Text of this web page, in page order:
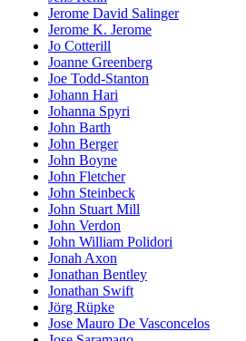
Jerome David Salinger
Jerome K. Jerome
Jo Cotterill
Joanne Greenberg
Joe Todd-Stanton
Johann Hari
Johanna Spyri
John Barth
John Berger
John Boyne
John Fletcher
John Steinbeck
John Stuart Mill
John Verdon
John William Polidori
Jonah Axon
Jonathan Bentley
Jonathan Swift
Jörg Rüpke
Jose Mauro De Vasconcelos